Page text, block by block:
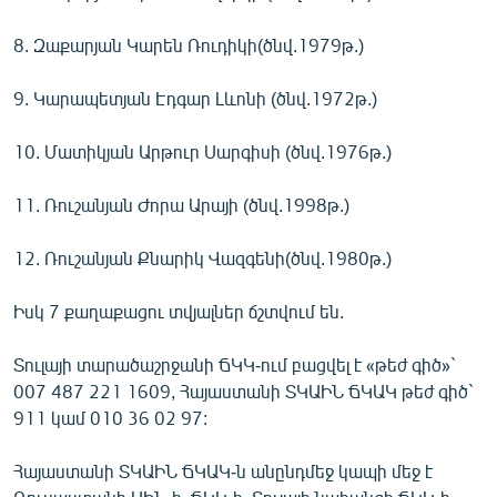
8. Զաքարյան Կարեն Ռուդիկի(ծնվ.1979թ.)
9. Կարապետյան Էդգար Լևոնի (ծնվ.1972թ.)
10. Մատիկյան Արթուր Սարգիսի (ծնվ.1976թ.)
11. Ռուշանյան Ժորա Արայի (ծնվ.1998թ.)
12. Ռուշանյան Քնարիկ Վազգենի(ծնվ.1980թ.)
Իսկ 7 քաղաքացու տվյալներ ճշտվում են.
Տուլայի տարածաշրջանի ՃԿԿ-ում բացվել է «թեժ գիծ»`
007 487 221 1609, Հայաստանի ՏԿԱԻՆ ՃԿԱԿ թեժ գիծ`
911 կամ 010 36 02 97:
Հայաստանի ՏԿԱԻՆ ՃԿԱԿ-ն անընդմեջ կապի մեջ է